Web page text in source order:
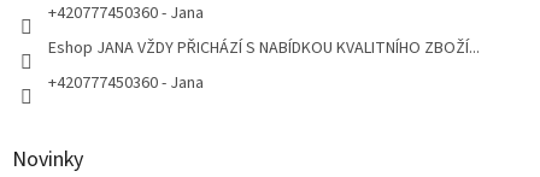
+420777450360 - Jana
Eshop JANA VŽDY PŘICHÁZÍ S NABÍDKOU KVALITNÍHO ZBOŽÍ...
+420777450360 - Jana
Novinky